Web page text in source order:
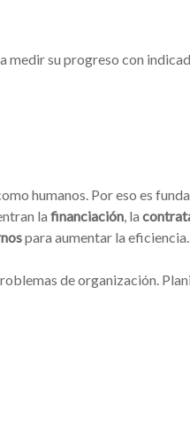
medir su progreso con
humanos. Por eso es
la financiación, la
para aumentar la eficiencia.
de organización.